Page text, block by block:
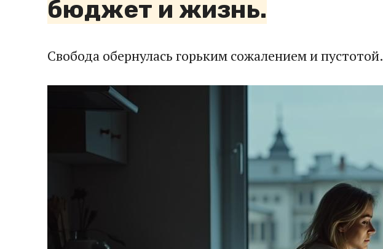
бюджет и жизнь.
Свобода обернулась горьким сожалением и пустотой.